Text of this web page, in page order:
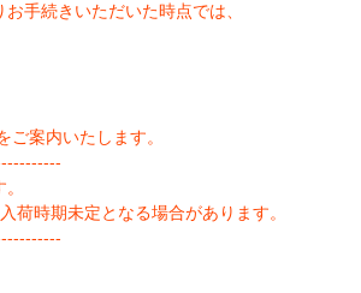
手続きいただいた時点では、
案内いたします。
時期未定となる場合があります。